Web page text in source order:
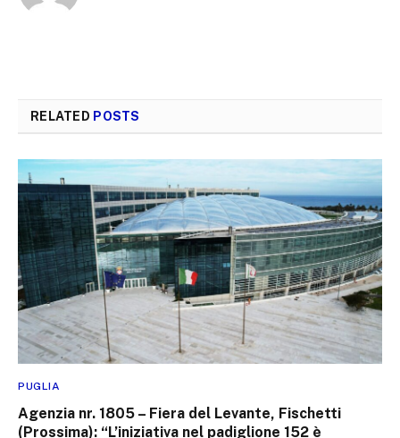
RELATED POSTS
PUGLIA
Agenzia nr. 1805 – Fiera del Levante, Fischetti
(Prossima): “L’iniziativa nel padiglione 152 è